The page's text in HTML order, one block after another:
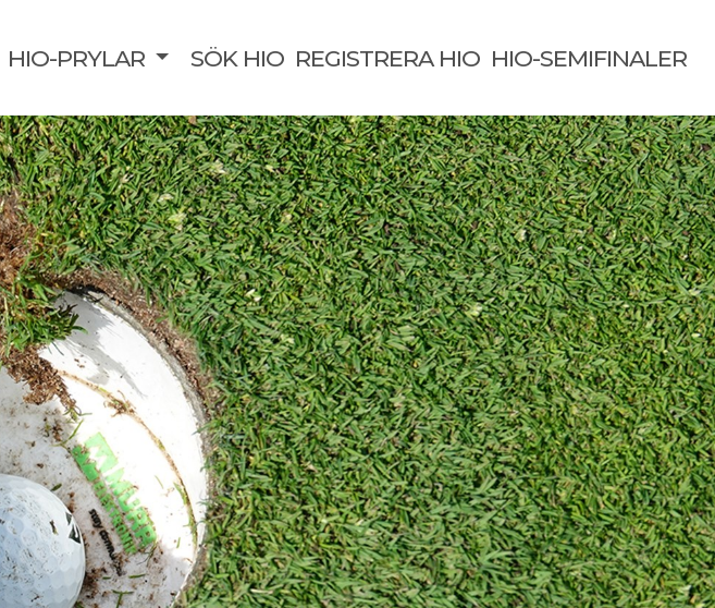
HIO-PRYLAR SÖK HIO REGISTRERA HIO HIO-SEMIFINALER